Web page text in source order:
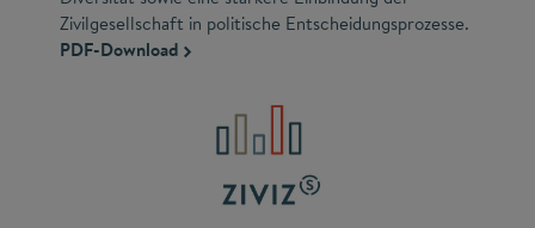
Zivilgesellschaft in politische Entscheidungsprozesse.
PDF-Download